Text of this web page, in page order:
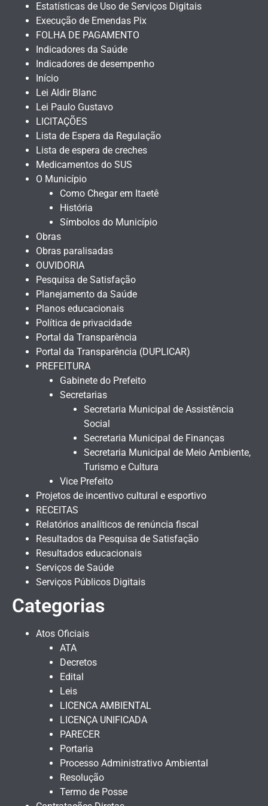
Estatísticas de Uso de Serviços Digitais
Execução de Emendas Pix
FOLHA DE PAGAMENTO
Indicadores da Saúde
Indicadores de desempenho
Início
Lei Aldir Blanc
Lei Paulo Gustavo
LICITAÇÕES
Lista de Espera da Regulação
Lista de espera de creches
Medicamentos do SUS
O Município
Como Chegar em Itaetê
História
Símbolos do Município
Obras
Obras paralisadas
OUVIDORIA
Pesquisa de Satisfação
Planejamento da Saúde
Planos educacionais
Política de privacidade
Portal da Transparência
Portal da Transparência (DUPLICAR)
PREFEITURA
Gabinete do Prefeito
Secretarias
Secretaria Municipal de Assistência
Social
Secretaria Municipal de Finanças
Secretaria Municipal de Meio Ambiente,
Turismo e Cultura
Vice Prefeito
Projetos de incentivo cultural e esportivo
RECEITAS
Relatórios analíticos de renúncia fiscal
Resultados da Pesquisa de Satisfação
Resultados educacionais
Serviços de Saúde
Serviços Públicos Digitais
Categorias
Atos Oficiais
ATA
Decretos
Edital
Leis
LICENCA AMBIENTAL
LICENÇA UNIFICADA
PARECER
Portaria
Processo Administrativo Ambiental
Resolução
Termo de Posse